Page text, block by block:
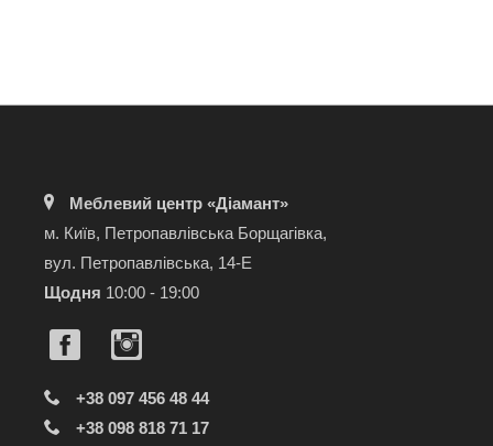
Меблевий центр «Діамант»
м. Київ, Петропавлівська Борщагівка,
вул. Петропавлівська, 14-Е
Щодня 10:00 - 19:00
+38 097 456 48 44
+38 098 818 71 17